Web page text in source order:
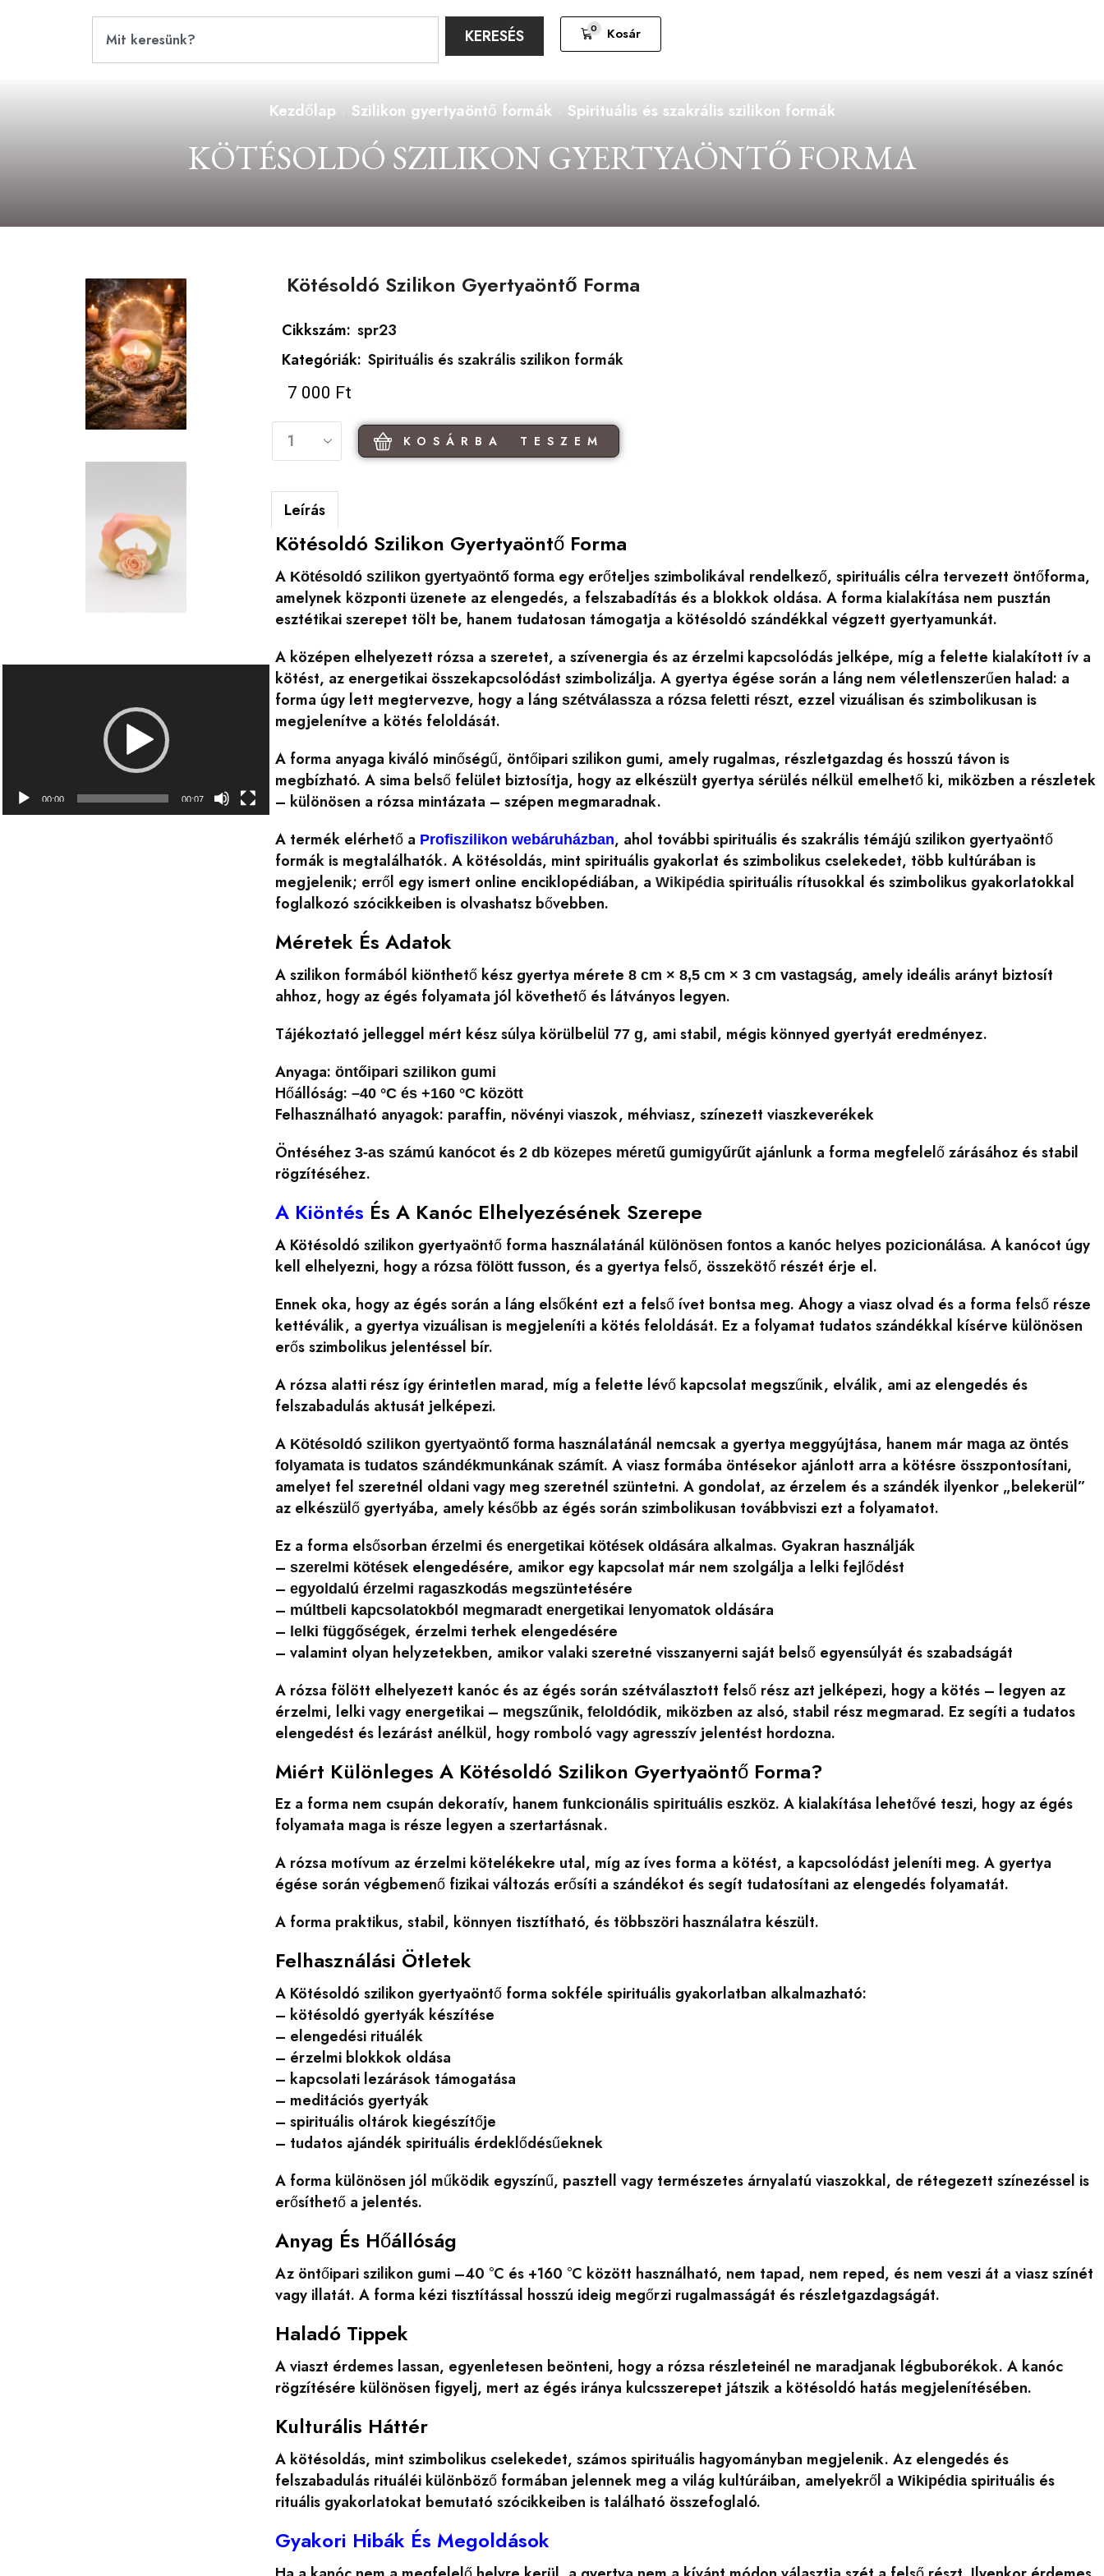
KERESÉS 0 Kosár
Kezdőlap Szilikon gyertyaöntő formák Spirituális és szakrális szilikon formák
KÖTÉSOLDÓ SZILIKON GYERTYAÖNTŐ FORMA
00:00 00:07
Kötésoldó Szilikon Gyertyaöntő Forma
Cikkszám: spr23
Kategóriák: Spirituális és szakrális szilikon formák
7 000 Ft
KOSÁRBA TESZEM
Leírás
Kötésoldó Szilikon Gyertyaöntő Forma
A Kötésoldó szilikon gyertyaöntő forma egy erőteljes szimbolikával rendelkező, spirituális célra tervezett öntőforma,
amelynek központi üzenete az elengedés, a felszabadítás és a blokkok oldása. A forma kialakítása nem pusztán
esztétikai szerepet tölt be, hanem tudatosan támogatja a kötésoldó szándékkal végzett gyertyamunkát.
A középen elhelyezett rózsa a szeretet, a szívenergia és az érzelmi kapcsolódás jelképe, míg a felette kialakított ív a
kötést, az energetikai összekapcsolódást szimbolizálja. A gyertya égése során a láng nem véletlenszerűen halad: a
forma úgy lett megtervezve, hogy a lángszétválassza a rózsa feletti részt, ezzel vizuálisan és szimbolikusan is
megjelenítve a kötés feloldását.
A forma anyaga kiváló minőségű, öntőipari szilikon gumi, amely rugalmas, részletgazdag és hosszú távon is
megbízható. A sima belső felület biztosítja, hogy az elkészült gyertya sérülés nélkül emelhető ki, miközben a részletek
– különösen a rózsa mintázata – szépen megmaradnak.
A termék elérhető a Profiszilikon webáruházban, ahol további spirituális és szakrális témájú szilikon gyertyaöntő
formák is megtalálhatók. A kötésoldás, mint spirituális gyakorlat és szimbolikus cselekedet, több kultúrában is
megjelenik; erről egy ismert online enciklopédiában, aWikipédia spirituális rítusokkal és szimbolikus gyakorlatokkal
foglalkozó szócikkeiben is olvashatsz bővebben.
Méretek És Adatok
A szilikon formából kiönthető kész gyertya mérete8 cm × 8,5 cm × 3 cm vastagság, amely ideális arányt biztosít
ahhoz, hogy az égés folyamata jól követhető és látványos legyen.
Tájékoztató jelleggel mért kész súlya körülbelül77 g, ami stabil, mégis könnyed gyertyát eredményez.
Anyaga:öntőipari szilikon gumi
Hőállóság:–40 °C és +160 °C között
Felhasználható anyagok: paraffin, növényi viaszok, méhviasz, színezett viaszkeverékek
Öntéséhez3-as számú kanócot és2 db közepes méretű gumigyűrűt ajánlunk a forma megfelelő zárásához és stabil
rögzítéséhez.
A Kiöntés És A Kanóc Elhelyezésének Szerepe
A Kötésoldó szilikon gyertyaöntő forma használatánál különösen fontos a kanóc helyes pozicionálása. A kanócot úgy
kell elhelyezni, hogya rózsa fölött fusson, és a gyertya felső, összekötő részét érje el.
Ennek oka, hogy az égés során a láng elsőként ezt a felső ívet bontsa meg. Ahogy a viasz olvad és a forma felső része
kettéválik, a gyertya vizuálisan is megjeleníti a kötés feloldását. Ez a folyamat tudatos szándékkal kísérve különösen
erős szimbolikus jelentéssel bír.
A rózsa alatti rész így érintetlen marad, míg a felette lévő kapcsolat megszűnik, elválik, ami az elengedés és
felszabadulás aktusát jelképezi.
A Kötésoldó szilikon gyertyaöntő forma használatánál nemcsak a gyertya meggyújtása, hanem már maga az öntés
folyamata is tudatos szándékmunkának számít. A viasz formába öntésekor ajánlott arra a kötésre összpontosítani,
amelyet fel szeretnél oldani vagy meg szeretnél szüntetni. A gondolat, az érzelem és a szándék ilyenkor „belekerül”
az elkészülő gyertyába, amely később az égés során szimbolikusan továbbviszi ezt a folyamatot.
Ez a forma elsősorbanérzelmi és energetikai kötések oldására alkalmas. Gyakran használják
–szerelmi kötések elengedésére, amikor egy kapcsolat már nem szolgálja a lelki fejlődést
–egyoldalú érzelmi ragaszkodás megszüntetésére
– múltbeli kapcsolatokból megmaradt energetikai lenyomatok oldására
– lelki függőségek, érzelmi terhek elengedésére
– valamint olyan helyzetekben, amikor valaki szeretné visszanyerni saját belső egyensúlyát és szabadságát
A rózsa fölött elhelyezett kanóc és az égés során szétválasztott felső rész azt jelképezi, hogy a kötés – legyen az
érzelmi, lelki vagy energetikai – megszűnik, feloldódik, miközben az alsó, stabil rész megmarad. Ez segíti a tudatos
elengedést és lezárást anélkül, hogy romboló vagy agresszív jelentést hordozna.
Miért Különleges A Kötésoldó Szilikon Gyertyaöntő Forma?
Ez a forma nem csupán dekoratív, hanemfunkcionális spirituális eszköz. A kialakítása lehetővé teszi, hogy az égés
folyamata maga is része legyen a szertartásnak.
A rózsa motívum az érzelmi kötelékekre utal, míg az íves forma a kötést, a kapcsolódást jeleníti meg. A gyertya
égése során végbemenő fizikai változás erősíti a szándékot és segít tudatosítani az elengedés folyamatát.
A forma praktikus, stabil, könnyen tisztítható, és többszöri használatra készült.
Felhasználási Ötletek
A Kötésoldó szilikon gyertyaöntő forma sokféle spirituális gyakorlatban alkalmazható:
– kötésoldó gyertyák készítése
– elengedési rituálék
– érzelmi blokkok oldása
– kapcsolati lezárások támogatása
– meditációs gyertyák
– spirituális oltárok kiegészítője
– tudatos ajándék spirituális érdeklődésűeknek
A forma különösen jól működik egyszínű, pasztell vagy természetes árnyalatú viaszokkal, de rétegezett színezéssel is
erősíthető a jelentés.
Anyag És Hőállóság
Az öntőipari szilikon gumi –40 °C és +160 °C között használható, nem tapad, nem reped, és nem veszi át a viasz színét
vagy illatát. A forma kézi tisztítással hosszú ideig megőrzi rugalmasságát és részletgazdagságát.
Haladó Tippek
A viaszt érdemes lassan, egyenletesen beönteni, hogy a rózsa részleteinél ne maradjanak légbuborékok. A kanóc
rögzítésére különösen figyelj, mert az égés iránya kulcsszerepet játszik a kötésoldó hatás megjelenítésében.
Kulturális Háttér
A kötésoldás, mint szimbolikus cselekedet, számos spirituális hagyományban megjelenik. Az elengedés és
felszabadulás rituáléi különböző formában jelennek meg a világ kultúráiban, amelyekről aWikipédia spirituális és
rituális gyakorlatokat bemutató szócikkeiben is található összefoglaló.
Gyakori Hibák És Megoldások